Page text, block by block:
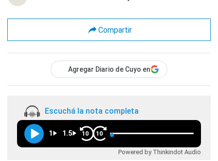
Compartir
Agregar Diario de Cuyo en
Escuchá la nota completa
1 1.5 10 10
Powered by Thinkindot Audio